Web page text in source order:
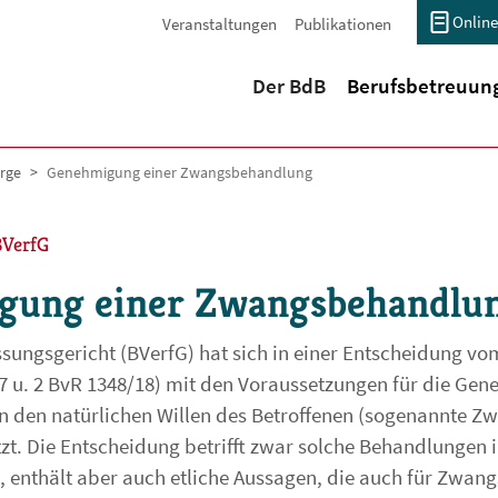
Veranstaltungen Publikationen
Der BdB(current)
Genehmigung einer Zwangsbehandlung
einer
(BVerfG) hat sich in einer Entscheidung
u. 2 BvR 1348/18) mit den Voraussetzungen für die
den natürlichen Willen des Betroffenen (sogenannte
Die Entscheidung betrifft zwar solche Behandlungen
enthält aber auch etliche Aussagen, die auch für